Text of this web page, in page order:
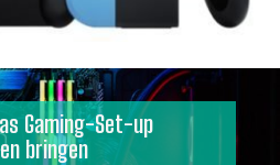
Gaming-Set-up
bringen